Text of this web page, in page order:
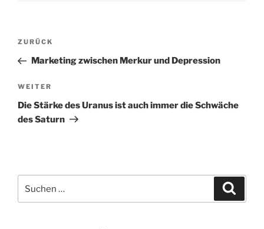
Beitragsnavigation
Vorheriger
Beitrag
ZURÜCK
Marketing zwischen Merkur und Depression
Nächster
Beitrag
WEITER
Die Stärke des Uranus ist auch immer die Schwäche
des Saturn
nach: